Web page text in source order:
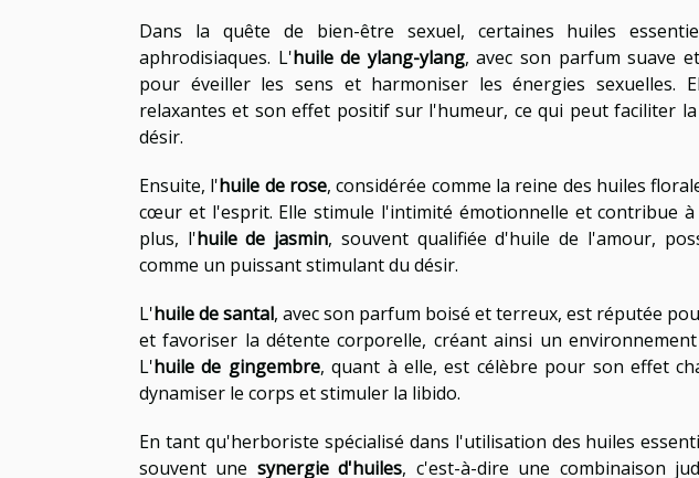
Dans la quête de bien-être sexuel, certaines huiles
aphrodisiaques. L'huile de ylang-ylang, avec son parfum suave
pour éveiller les sens et harmoniser les énergies sexuelles.
relaxantes et son effet positif sur l'humeur, ce qui peut faciliter
désir.
Ensuite, l'huile de rose, considérée comme la reine des huiles
cœur et l'esprit. Elle stimule l'intimité émotionnelle et contribue
plus, l'huile de jasmin, souvent qualifiée d'huile de l'amour,
comme un puissant stimulant du désir.
L'huile de santal, avec son parfum boisé et terreux, est réputée
et favoriser la détente corporelle, créant ainsi un
L'huile de gingembre, quant à elle, est célèbre pour son effet
dynamiser le corps et stimuler la libido.
En tant qu'herboriste spécialisé dans l'utilisation des huiles
souvent une synergie d'huiles, c'est-à-dire une combinaison